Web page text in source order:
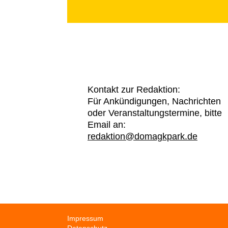
Kontakt zur Redaktion:
Für Ankündigungen, Nachrichten
oder Veranstaltungstermine, bitte
Email an:
redaktion@domagkpark.de
Navigation
Impressum